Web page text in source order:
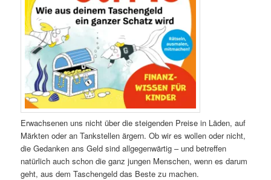
Erwachsenen uns nicht über die steigenden Preise in Läden, auf
Märkten oder an Tankstellen ärgern. Ob wir es wollen oder nicht,
die Gedanken ans Geld sind allgegenwärtig – und betreffen
natürlich auch schon die ganz jungen Menschen, wenn es darum
geht, aus dem Taschengeld das Beste zu machen.